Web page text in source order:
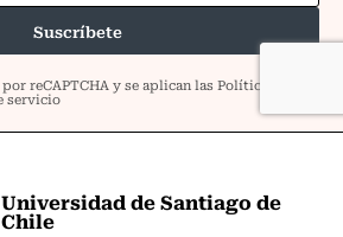
Universidad de Santiago de
Chile